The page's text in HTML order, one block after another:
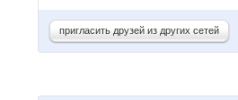
пригласить друзей из других сетей